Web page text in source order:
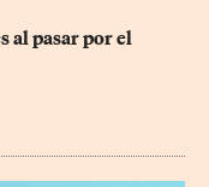
al pasar por el